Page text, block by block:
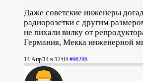
Даже советские инженеры
радиорозетки с другим
не пихали вилку от
Германия, Мекка инженерной
14 Апр'14 в 12:04 #96286